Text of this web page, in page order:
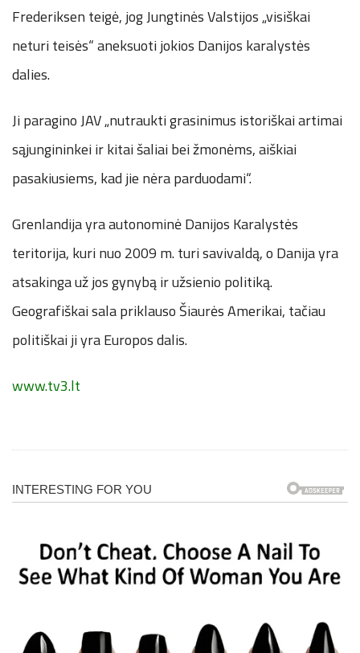
Frederiksen teigė, jog Jungtinės Valstijos „visiškai
neturi teisės“ aneksuoti jokios Danijos karalystės
dalies.
Ji paragino JAV „nutraukti grasinimus istoriškai artimai
sąjungininkei ir kitai šaliai bei žmonėms, aiškiai
pasakiusiems, kad jie nėra parduodami“.
Grenlandija yra autonominė Danijos Karalystės
teritorija, kuri nuo 2009 m. turi savivaldą, o Danija yra
atsakinga už jos gynybą ir užsienio politiką.
Geografiškai sala priklauso Šiaurės Amerikai, tačiau
politiškai ji yra Europos dalis.
www.tv3.lt